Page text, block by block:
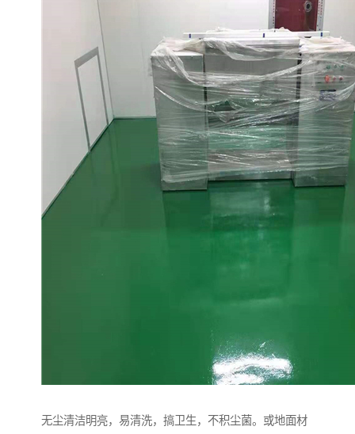
无尘清洁明亮，易清洗，搞卫生，不积尘菌。或地面材